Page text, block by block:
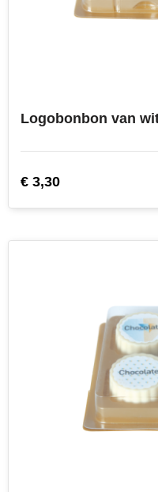
€ 3,30